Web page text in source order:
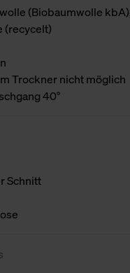
(Biobaumwolle
(recycelt)
Trockner nicht möglich
40°
Schnitt